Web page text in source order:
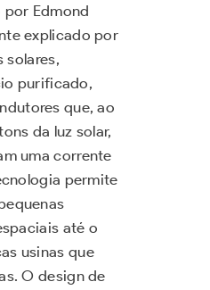
Edmond
explicado por
solares,
purificado,
que, ao
da luz solar,
uma corrente
permite
até o
usinas que
O design de